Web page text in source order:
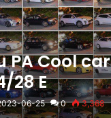
PA Cool
28 E
06-25 0 3,368